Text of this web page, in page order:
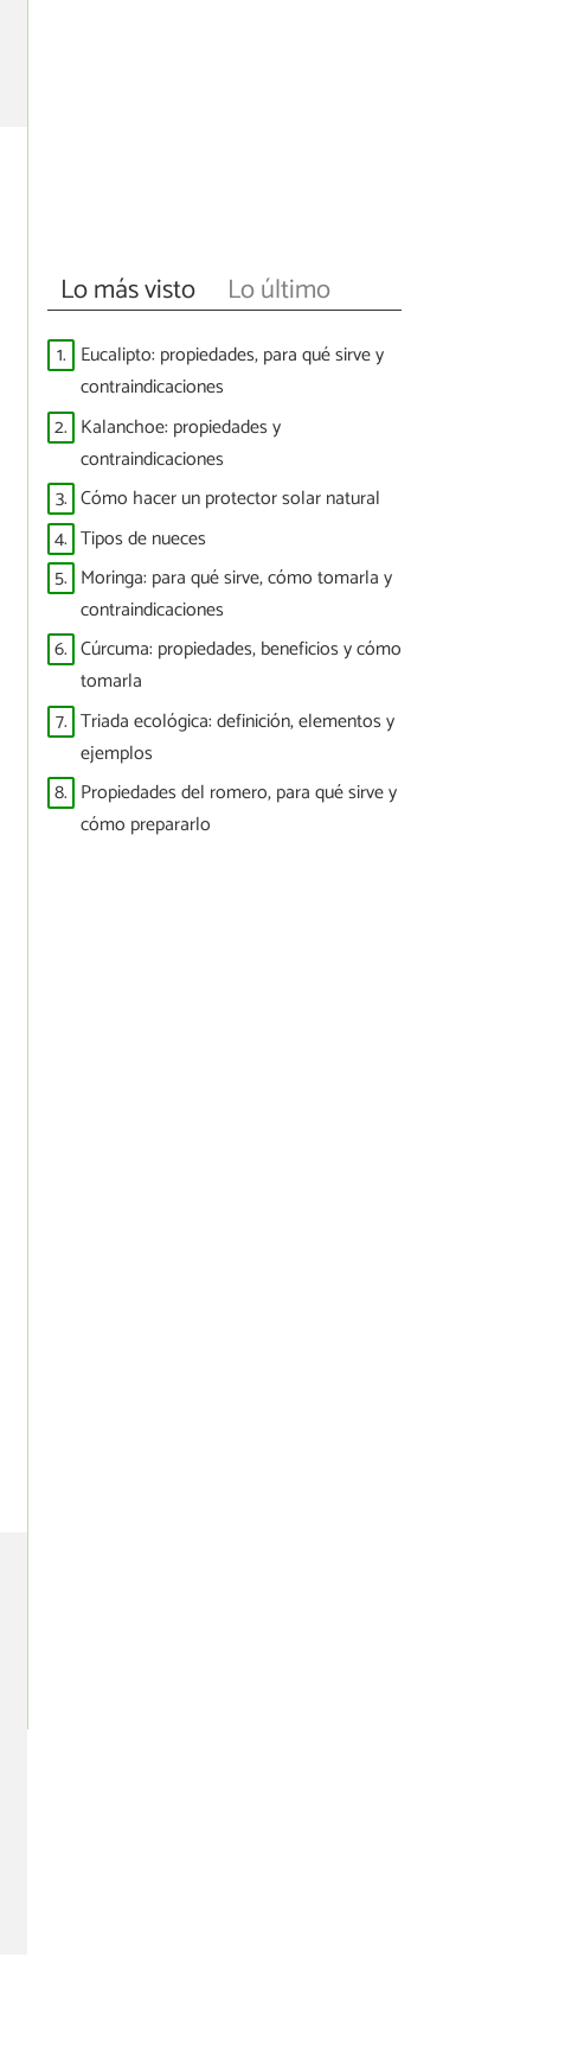
Lo más visto Lo último
1. Eucalipto: propiedades, para qué sirve y
contraindicaciones
2. Kalanchoe: propiedades y
contraindicaciones
3. Cómo hacer un protector solar natural
4. Tipos de nueces
5. Moringa: para qué sirve, cómo tomarla y
contraindicaciones
6. Cúrcuma: propiedades, beneficios y cómo
tomarla
7. Triada ecológica: definición, elementos y
ejemplos
8. Propiedades del romero, para qué sirve y
cómo prepararlo